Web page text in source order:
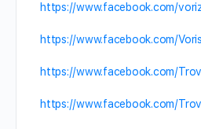
https://www.facebook.com/
https://www.facebook.com/
https://www.facebook.com/
https://www.facebook.com/